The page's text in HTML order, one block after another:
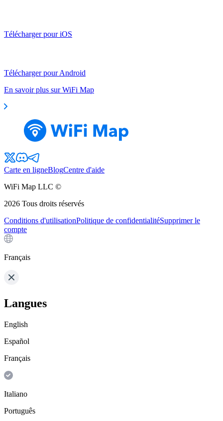
Télécharger pour iOS
Télécharger pour Android
En savoir plus sur WiFi Map
Carte en ligneBlogCentre d'aide
WiFi Map LLC ©
2026 Tous droits réservés
Conditions d'utilisationPolitique de confidentialitéSupprimer le
compte
Français
Langues
English
Español
Français
Italiano
Português